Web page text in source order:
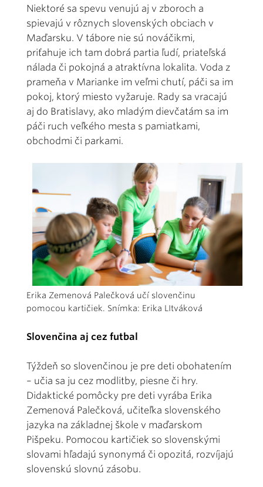
Niektoré sa spevu venujú aj v zboroch a
spievajú v rôznych slovenských obciach v
Maďarsku. V tábore nie sú nováčikmi,
priťahuje ich tam dobrá partia ľudí, priateľská
nálada či pokojná a atraktívna lokalita. Voda z
prameňa v Marianke im veľmi chutí, páči sa im
pokoj, ktorý miesto vyžaruje. Rady sa vracajú
aj do Bratislavy, ako mladým dievčatám sa im
páči ruch veľkého mesta s pamiatkami,
obchodmi či parkami.
Erika Zemenová Palečková učí slovenčinu
pomocou kartičiek. Snímka: Erika LItváková
Slovenčina aj cez futbal
Týždeň so slovenčinou je pre deti obohatením
– učia sa ju cez modlitby, piesne či hry.
Didaktické pomôcky pre deti vyrába Erika
Zemenová Palečková, učiteľka slovenského
jazyka na základnej škole v maďarskom
Pišpeku. Pomocou kartičiek so slovenskými
slovami hľadajú synonymá či opozitá, rozvíjajú
slovenskú slovnú zásobu.